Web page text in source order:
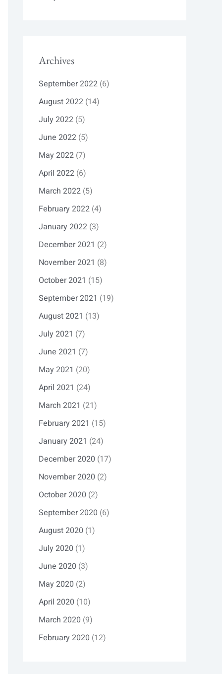
Archives
September 2022 (6)
August 2022 (14)
July 2022 (5)
June 2022 (5)
May 2022 (7)
April 2022 (6)
March 2022 (5)
February 2022 (4)
January 2022 (3)
December 2021 (2)
November 2021 (8)
October 2021 (15)
September 2021 (19)
August 2021 (13)
July 2021 (7)
June 2021 (7)
May 2021 (20)
April 2021 (24)
March 2021 (21)
February 2021 (15)
January 2021 (24)
December 2020 (17)
November 2020 (2)
October 2020 (2)
September 2020 (6)
August 2020 (1)
July 2020 (1)
June 2020 (3)
May 2020 (2)
April 2020 (10)
March 2020 (9)
February 2020 (12)